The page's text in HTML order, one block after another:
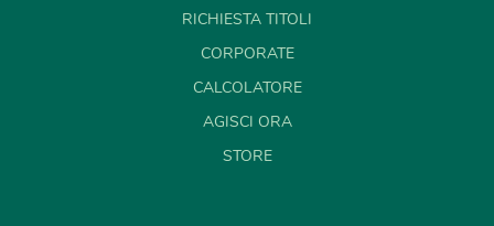
RICHIESTA TITOLI
CORPORATE
CALCOLATORE
AGISCI ORA
STORE